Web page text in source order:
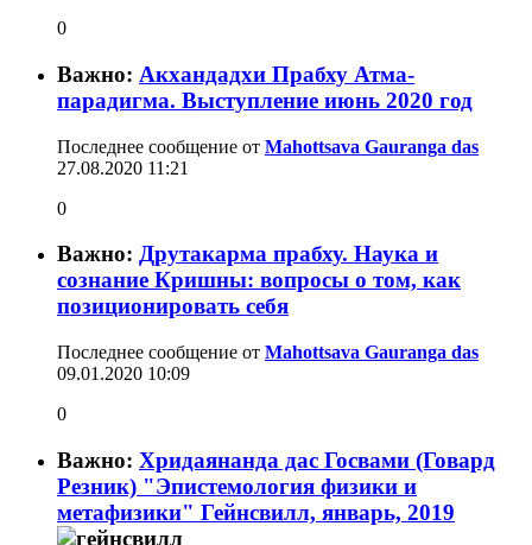
0
Важно: Акхандадхи Прабху Атма-
парадигма. Выступление июнь 2020 год
Последнее сообщение от Mahottsava Gauranga das
27.08.2020 11:21
0
Важно: Друтакарма прабху. Наука и
сознание Кришны: вопросы о том, как
позиционировать себя
Последнее сообщение от Mahottsava Gauranga das
09.01.2020 10:09
0
Важно: Хридаянанда дас Госвами (Говард
Резник) "Эпистемология физики и
метафизики" Гейнсвилл, январь, 2019